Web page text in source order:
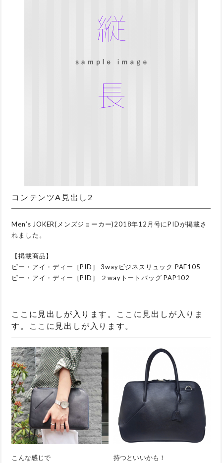
コンテンツA見出し2
Men’s JOKER(メンズジョーカー)2018年12月号にPIDが掲載さ
れました。
【掲載商品】
ピー・アイ・ディー［PID］ 3wayビジネスリュック PAF105
ピー・アイ・ディー［PID］ ２wayトートバッグ PAP102
ここに見出しが入ります。ここに見出しが入りま
す。ここに見出しが入ります。
こんな感じで 持つといいかも！